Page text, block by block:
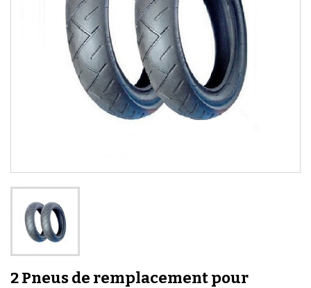
2 Pneus de remplacement pour